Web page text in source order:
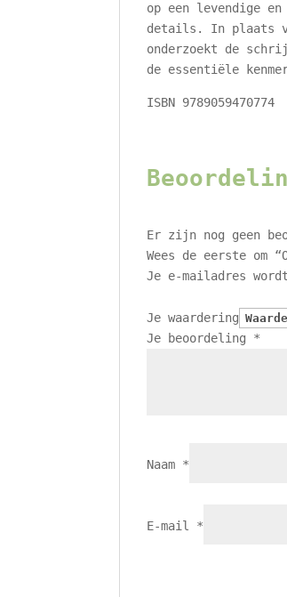
op een levendige
details. In plaats
onderzoekt de
de essentiële
ISBN 9789059470774
Er zijn nog geen
Wees de eerste om
Je e-mailadres
Je waardering
Je beoordeling *
Naam *
E-mail *